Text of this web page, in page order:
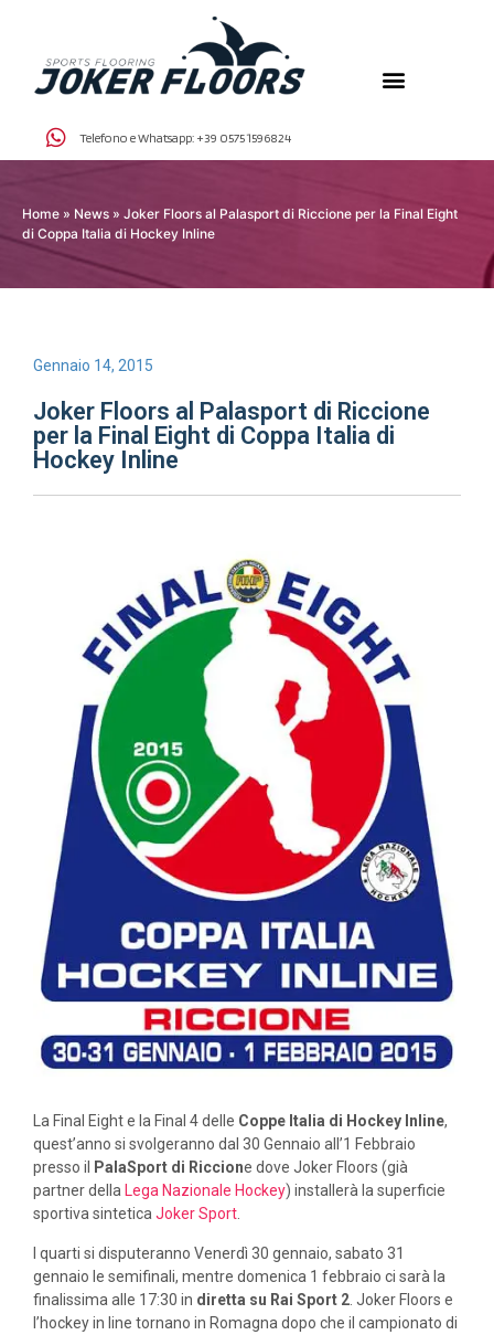
Telefono e Whatsapp: +39 0575 1596824
Home » News » Joker Floors al Palasport di Riccione per la Final Eight
di Coppa Italia di Hockey Inline
Gennaio 14, 2015
Joker Floors al Palasport di Riccione
per la Final Eight di Coppa Italia di
Hockey Inline
La Final Eight e la Final 4 delle Coppe Italia di Hockey Inline,
quest’anno si svolgeranno dal 30 Gennaio all’1 Febbraio
presso il
PalaSport di Riccione dove Joker Floors (già
partner della Lega Nazionale Hockey) installerà la superficie
sportiva sinteticaJoker Sport.
I quarti si disputeranno Venerdì 30 gennaio, sabato 31
gennaio le semifinali, mentre domenica 1 febbraio ci sarà la
finalissima alle 17:30 in diretta su Rai Sport 2 . Joker Floors e
l’hockey in line tornano in Romagna dopo che il campionato di